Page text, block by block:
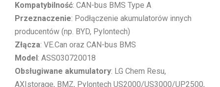
Kompatybilność: CAN-bus BMS Type A
Przeznaczenie: Podłączenie akumulatorów innych
producentów (np. BYD, Pylontech)
Złącza: VE.Can oraz CAN-bus BMS
Model : ASS030720018
Obsługiwane akumulatory: LG Chem Resu,
AXIstorage, BMZ, Pylontech US2000/US3000/UP2500,